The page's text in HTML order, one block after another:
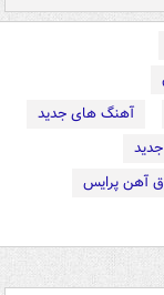
آهنگ های جدید
آهن پرایس